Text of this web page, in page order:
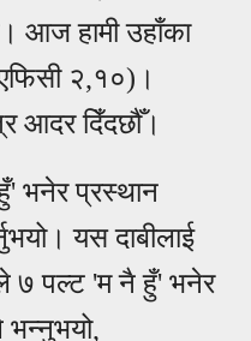
आज हामी उहाँका
२,१०)।
आदर दिँदछौँ।
भनेर प्रस्थान
यस दाबीलाई
७ पल्ट 'म नै हुँ' भनेर
भन्नुभयो,